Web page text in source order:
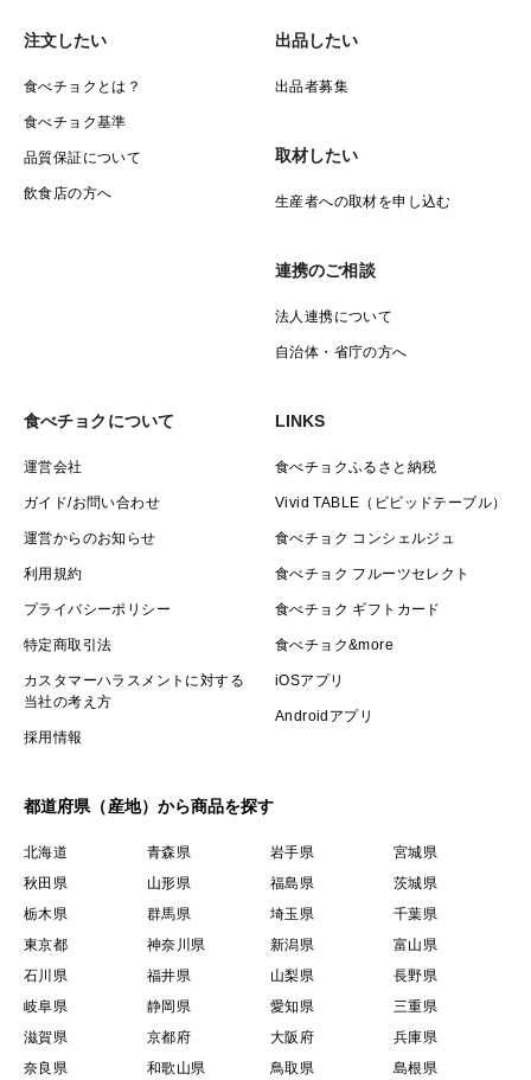
注文したい
食べチョクとは？
食べチョク基準
品質保証について
飲食店の方へ
出品したい
出品者募集
取材したい
生産者への取材を申し込む
連携のご相談
法人連携について
自治体・省庁の方へ
食べチョクについて
運営会社
ガイド/お問い合わせ
運営からのお知らせ
利用規約
プライバシーポリシー
特定商取引法
カスタマーハラスメントに対する
当社の考え方
採用情報
LINKS
食べチョクふるさと納税
Vivid TABLE（ビビッドテーブル）
食べチョク コンシェルジュ
食べチョク フルーツセレクト
食べチョク ギフトカード
食べチョク&more
iOSアプリ
Androidアプリ
都道府県（産地）から商品を探す
北海道 青森県 岩手県
宮城県
秋田県
山形県 福島県
茨城県
栃木県
群馬県 埼玉県
千葉県
東京都
神奈川県 新潟県
富山県
石川県
福井県 山梨県
長野県
岐阜県
静岡県 愛知県
三重県
滋賀県
京都府 大阪府
兵庫県
奈良県
和歌山県 鳥取県 島根県